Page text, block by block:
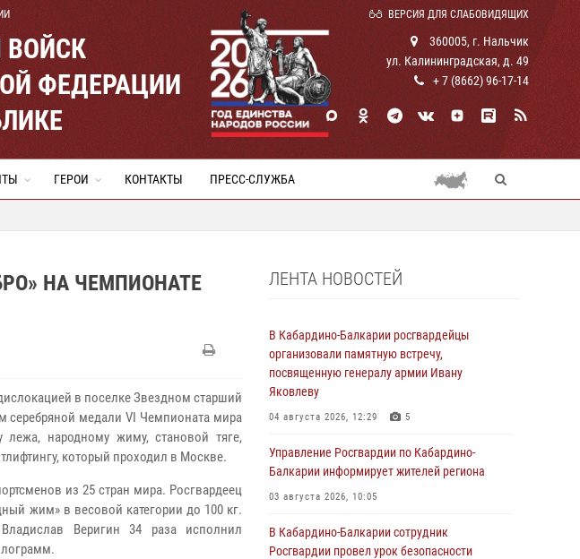
ВЕРСИЯ ДЛЯ СЛАБОВИДЯЩИХ
ВОЙСК
ФЕДЕРАЦИИ
360005, г. Нальчик
ул. Калининградская, д. 49
+ 7 (8662) 96-17-14
ГЕРОИ КОНТАКТЫ ПРЕСС-СЛУЖБА
НА ЧЕМПИОНАТЕ
в поселке Звездном старший
серебряной медали VI Чемпионата мира
народному жиму, становой тяге,
который проходил в Москве.
из 25 стран мира. Росгвардеец
жим» в весовой категории до 100 кг.
Веригин 34 раза исполнил
ЛЕНТА НОВОСТЕЙ
В Кабардино-Балкарии росгвардейцы
организовали памятную встречу,
посвященную генералу армии Ивану
Яковлеву
04 августа 2026, 12:29 5
Управление Росгвардии по Кабардино-
Балкарии информирует жителей региона
03 августа 2026, 10:05
В Кабардино‑Балкарии сотрудник
Росгвардии провел урок безопасности